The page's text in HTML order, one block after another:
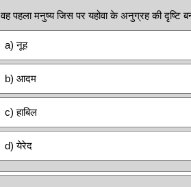
वह पहला मनुष्य जिस पर यहोवा के अनुग्रह की दृष्टि
a) नूह
b) आदम
c) हाबिल
d) येरेद